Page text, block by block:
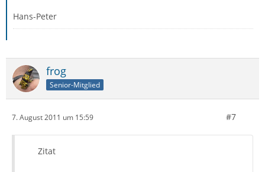
Hans-Peter
frog
Senior-Mitglied
7. August 2011 um 15:59 #7
Zitat